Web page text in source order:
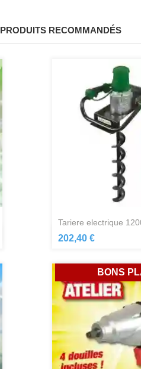
PRODUITS RECOMMANDÉS
tariere electrique
202,40 €

BONS